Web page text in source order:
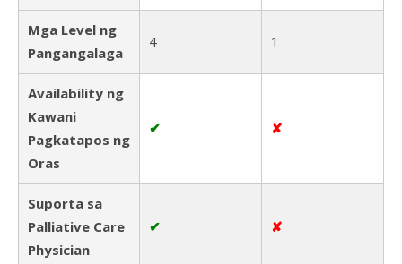
Mga Level ng
Pangangalaga
4 1
Availability ng
Kawani
Pagkatapos ng
Oras
✔ ✘
Suporta sa
Palliative Care
Physician
✔ ✘